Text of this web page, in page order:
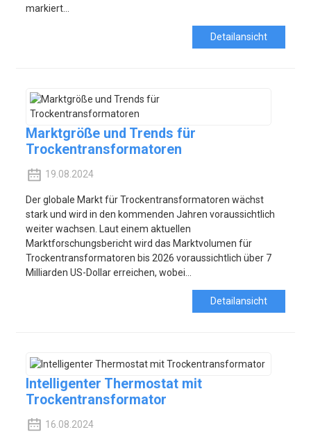
markiert...
Detailansicht
Marktgröße und Trends für
Trockentransformatoren
19.08.2024
Der globale Markt für Trockentransformatoren wächst
stark und wird in den kommenden Jahren voraussichtlich
weiter wachsen. Laut einem aktuellen
Marktforschungsbericht wird das Marktvolumen für
Trockentransformatoren bis 2026 voraussichtlich über 7
Milliarden US-Dollar erreichen, wobei...
Detailansicht
Intelligenter Thermostat mit
Trockentransformator
16.08.2024